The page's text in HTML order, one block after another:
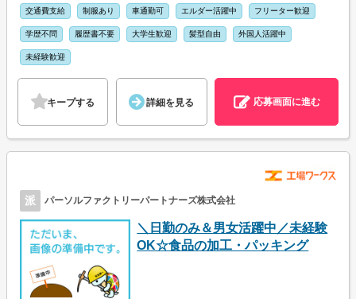
交通費支給 制服あり 車通勤可 エルダー活躍中 フリーター歓迎
学歴不問 履歴書不要 大学生歓迎 髪型自由 外国人活躍中
未経験歓迎
キープする 詳細を見る 応募画面に進む
派 パーソルファクトリーパートナーズ株式会社
＼日勤のみ＆男女活躍中／未経験
OK☆食品の加工・パッキング